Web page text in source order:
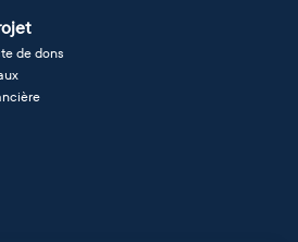
de dons